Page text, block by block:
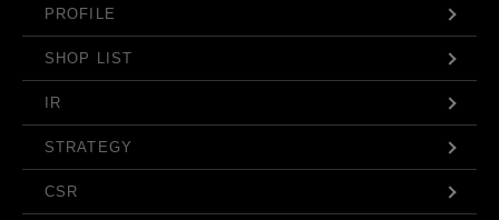
PROFILE
SHOP LIST
IR
STRATEGY
CSR